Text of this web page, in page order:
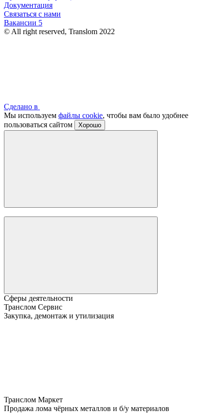
Документация
Связаться с нами
Вакансии 5
© All right reserved, Translom 2022
Сделано в
Мы используем файлы cookie, чтобы вам было удобнее
пользоваться сайтом
Хорошо
Сферы деятельности
Транслом Сервис
Закупка, демонтаж и утилизация
Транслом Маркет
Продажа лома чёрных металлов и б/у материалов